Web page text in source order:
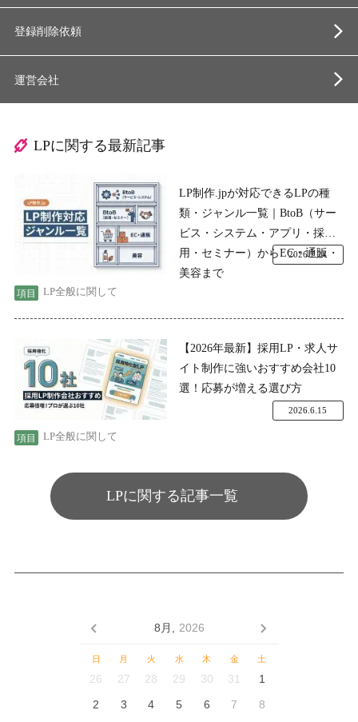
登録削除依頼
運営会社
LPに関する最新記事
LP制作.jpが対応できるLPの種
類・ジャンル一覧｜BtoB（サー
ビス・システム・アプリ・採
用・セミナー）からEC・通販・
美容まで
LP全般に関して
2026.7.24
【2026年最新】採用LP・求人サ
イト制作に強いおすすめ会社10
選！応募が増える選び方
LP全般に関して
2026.6.15
LPに関する記事一覧
8月, 2026
日 月 火 水 木 金 土
26 27 28 29 30 31
1
2
3 4 5 6 7 8